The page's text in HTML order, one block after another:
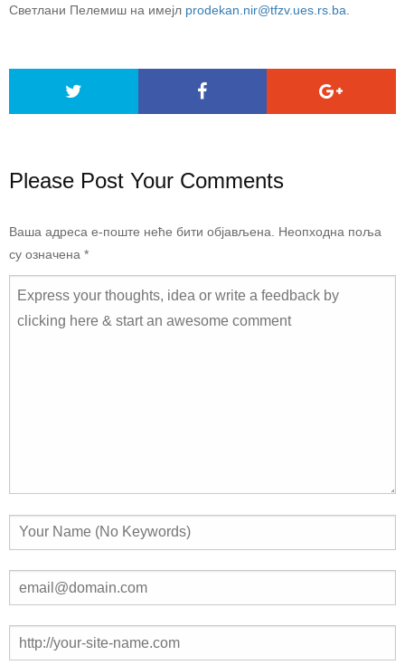
Светлани Пелемиш на имејл prodekan.nir@tfzv.ues.rs.ba
Please Post Your Comments
Ваша адреса е-поште неће бити објављена. Неопходна поља
су означена *